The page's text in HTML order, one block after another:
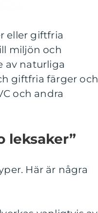
eller giftfria
miljön och
av naturliga
giftfria färger och
och andra
leksaker”
Här är några